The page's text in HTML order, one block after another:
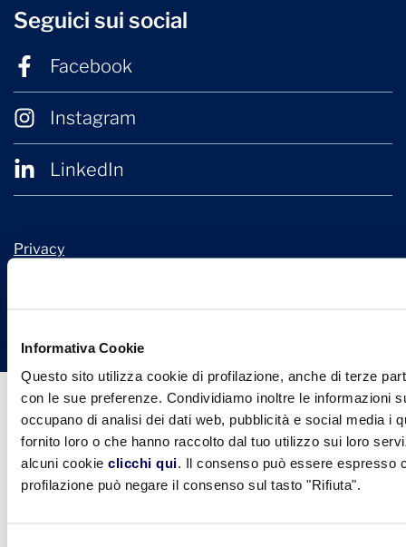
Informativa Cookie
Questo sito utilizza cookie di profilazione, anche di terze
con le sue preferenze. Condividiamo inoltre le informazioni
occupano di analisi dei dati web, pubblicità e social media i
fornito loro o che hanno raccolto dal tuo utilizzo sui loro
alcuni cookie clicchi qui. Il consenso può essere espresso
profilazione può negare il consenso sul tasto "Rifiuta".
Seguici sui social
Facebook
Instagram
LinkedIn
Privacy